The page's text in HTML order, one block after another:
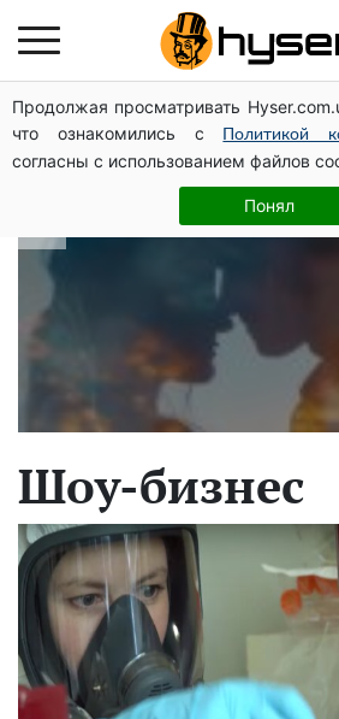
Продолжая просматривать
что ознакомились с
Политикой
согласны с использованием файлов
Понял
В какие даты рождаются
верные мужчины: лучше сразу
проверить, чтоб потом не
Шоу-бизнес